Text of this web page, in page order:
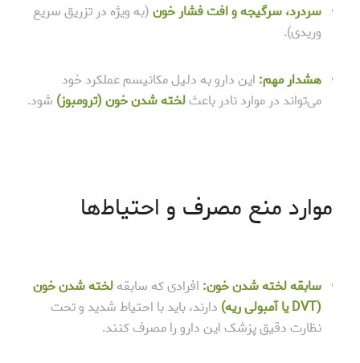
سردرد، سرگیجه و افت فشار خون(به ویژه در تزریق سریع
وریدی).
هشدار مهم: این دارو به دلیل مکانیسم عملکرد خود
می‌تواند در موارد نادر باعثلخته شدن خون (ترومبوز) شود.
موارد منع مصرف و احتیاط‌ها
سابقه لخته شدن خون: افرادی که سابقهلخته شدن خون
(DVT یا آمبولی ریه)
دارند، باید با احتیاط شدید و تحت
نظارت دقیق پزشک این دارو را مصرف کنند.